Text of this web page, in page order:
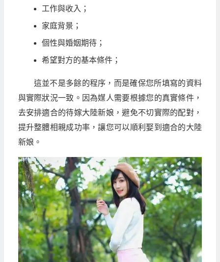
工作與收入；
家庭背景；
個性與婚姻期待；
希望對方的基本條件；
這並不是多餘的程序，而是確保您所填寫的資料
與實際狀況一致。因為媒人需要根據您的真實條件，
去安排適合的待嫁大陸新娘，避免不切實際的配對，
提升整體相親成功率，讓您可以順利娶到適合的大陸
新娘。